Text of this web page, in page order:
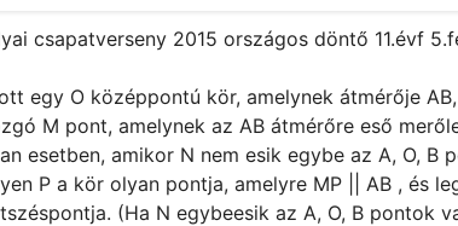
csapatverseny 2015 országos döntő 11.évf
egy O középpontú kör, amelynek átmérője
M pont, amelynek az AB átmérőre eső
esetben, amikor N nem esik egybe az A, O, B
P a kör olyan pontja, amelyre MP || AB , és
(Ha N egybeesik az A, O, B pontok